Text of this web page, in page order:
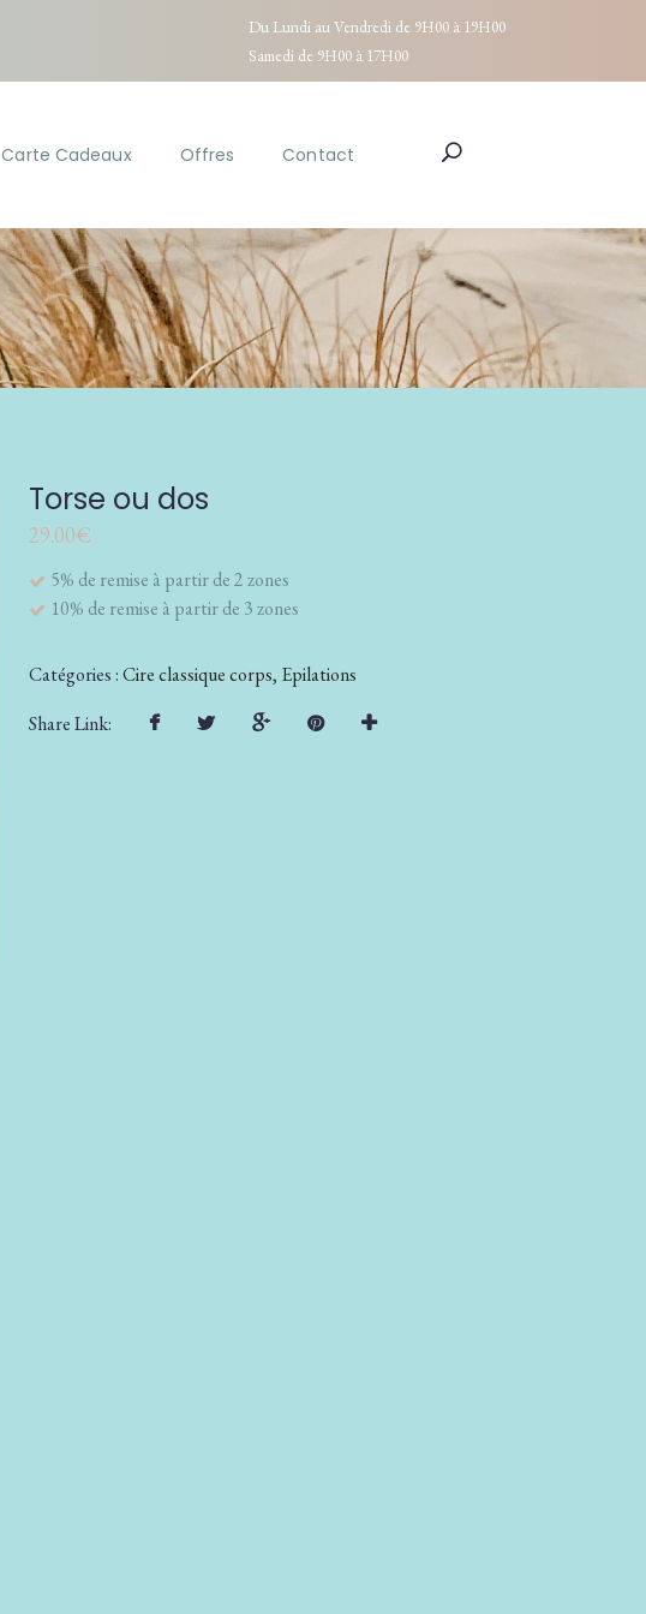
Du Lundi au Vendredi de 9H00 à 19H00
Samedi de 9H00 à 17H00
Carte Cadeaux Offres Contact
Torse ou dos
29.00€
5% de remise à partir de 2 zones
10% de remise à partir de 3 zones
Catégories :Cire classique corps, Epilations
Share Link: